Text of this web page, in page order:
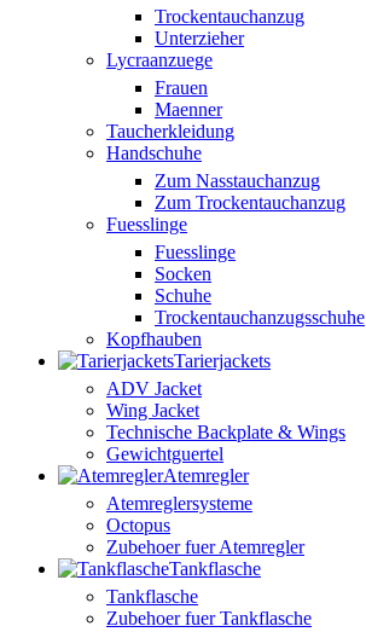
Trockentauchanzug
Unterzieher
Lycraanzuege
Frauen
Maenner
Taucherkleidung
Handschuhe
Zum Nasstauchanzug
Zum Trockentauchanzug
Fuesslinge
Fuesslinge
Socken
Schuhe
Trockentauchanzugsschuhe
Kopfhauben
Tarierjackets
ADV Jacket
Wing Jacket
Technische Backplate & Wings
Gewichtguertel
Atemregler
Atemreglersysteme
Octopus
Zubehoer fuer Atemregler
Tankflasche
Tankflasche
Zubehoer fuer Tankflasche